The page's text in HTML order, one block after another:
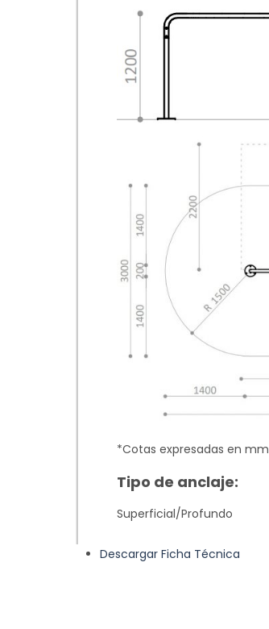
*Cotas expresadas en mm
Tipo de anclaje:
Superficial/Profundo
Descargar Ficha Técnica